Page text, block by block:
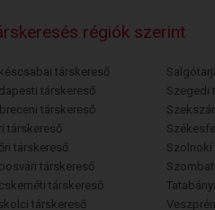
régiók szerint
társkereső
társkereső
társkereső
társkereső
társkereső
társkereső
társkereső
társkereső
Szegedi
Szolnoki